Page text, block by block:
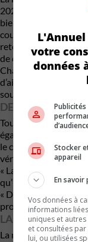
2023 en faisant
bien-aimées : Bleu
couleur moderne
retour. La Charger
de couleurs
Challenger R/T
d’aile « 345 », un
sous le capot.
DES VERSIONS
Tous les modèles
également une
le capot, faisant de
véritable véhicule de
« Last Call » sous le
qu’une silhouette du
« Designed in
proclamer l’origine
LA VERSION
La marque étend
votre
données
Stocker
appareil
En savoir
Vos données à
informations
uniques et
et consultées
lui, ou utilisées